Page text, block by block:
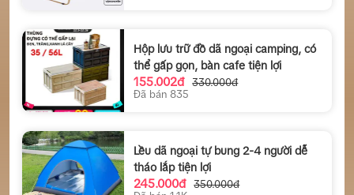
Hộp lưu trữ đồ dã ngoại camping, có
thể gấp gọn, bàn cafe tiện lợi
155.002đ
330.000đ
Đã bán 835
Lều dã ngoại tự bung 2-4 người dễ
tháo lắp tiện lợi
245.000đ
350.000đ